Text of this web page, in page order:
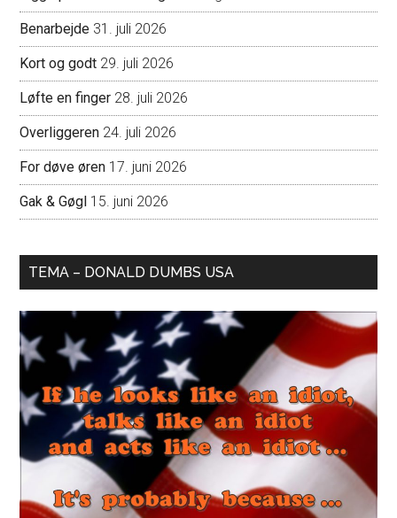
Benarbejde 31. juli 2026
Kort og godt 29. juli 2026
Løfte en finger 28. juli 2026
Overliggeren 24. juli 2026
For døve øren 17. juni 2026
Gak & Gøgl 15. juni 2026
TEMA – DONALD DUMBS USA